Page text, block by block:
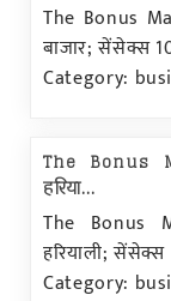
The Bonus
बाजार; सेंसेक्स
Category:
The Bonus
हरिया...
The Bonus
हरियाली;
Category: